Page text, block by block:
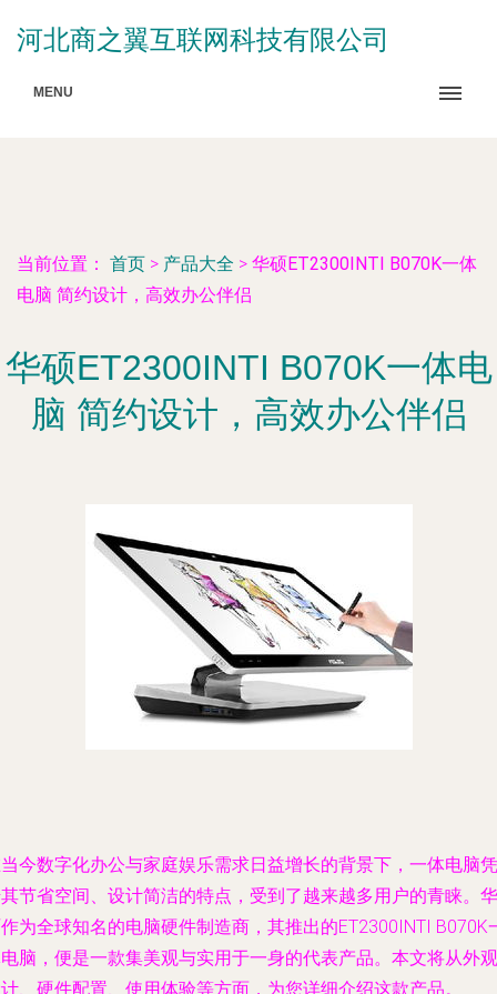
河北商之翼互联网科技有限公司
MENU
当前位置： 首页 > 产品大全 > 华硕ET2300INTI B070K一体
电脑 简约设计，高效办公伴侣
华硕ET2300INTI B070K一体电
脑 简约设计，高效办公伴侣
今数字化办公与家庭娱乐需求日益增长的背景下，一体电脑凭
节省空间、设计简洁的特点，受到了越来越多用户的青睐。华
为全球知名的电脑硬件制造商，其推出的ET2300INTI B070K
脑，便是一款集美观与实用于一身的代表产品。本文将从外观
、硬件配置、使用体验等方面，为您详细介绍这款产品。